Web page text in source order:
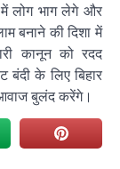
लोग भाग लेगे और
बनाने की दिशा में
कानून को रदद
बंदी के लिए बिहार
आवाज बुलंद करेंगे।